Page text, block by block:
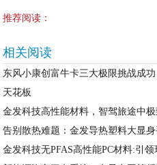
推荐阅读：
相关阅读
东风小康创富牛卡三大极限挑战成
天花板
金发科技高性能材料，智驾旅途中
告别散热难题：金发导热塑料大显
金发科技无PFAS高性能PC材料:引